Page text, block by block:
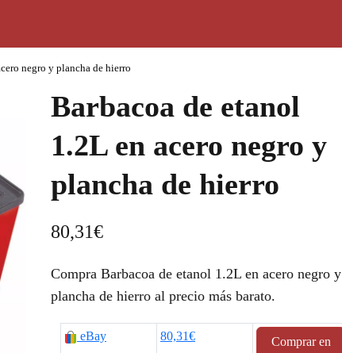
negro y plancha de hierro
Barbacoa de etanol
1.2L en acero negro y
plancha de hierro
80,31€
Compra Barbacoa de etanol 1.2L en acero negro y
plancha de hierro al precio más barato.
eBay 80,31€
Comprar en